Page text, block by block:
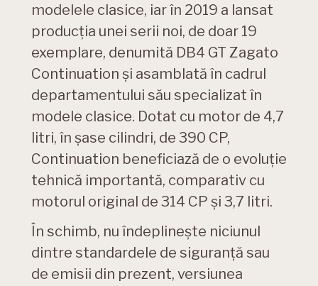
modelele clasice, iar în 2019 a lansat
producția unei serii noi, de doar 19
exemplare, denumită DB4 GT Zagato
Continuation și asamblată în cadrul
departamentului său specializat în
modele clasice. Dotat cu motor de 4,7
litri, în șase cilindri, de 390 CP,
Continuation beneficiază de o evoluție
tehnică importantă, comparativ cu
motorul original de 314 CP și 3,7 litri.
În schimb, nu îndeplinește niciunul
dintre standardele de siguranță sau
de emisii din prezent, versiunea